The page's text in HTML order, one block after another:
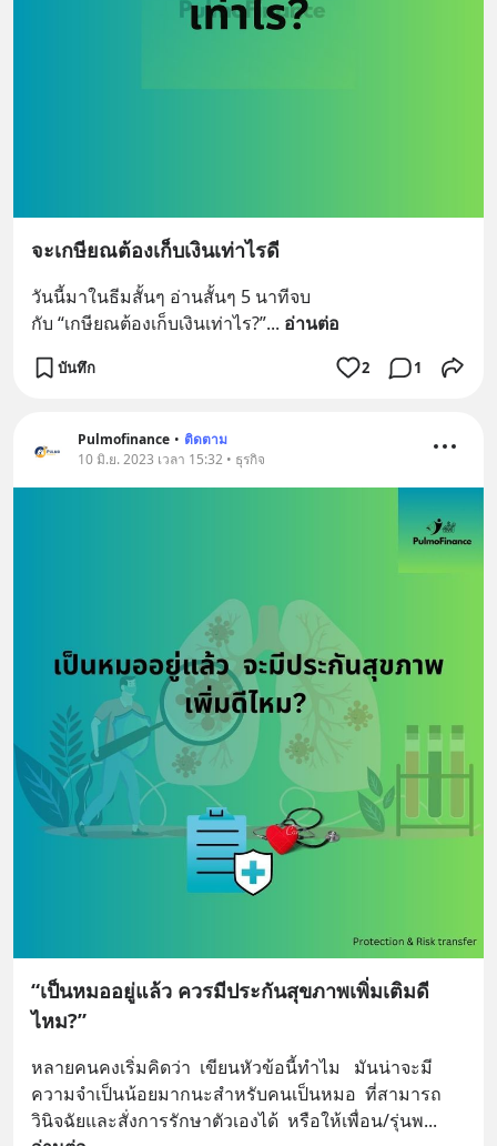
จะเกษียณต้องเก็บเงินเท่าไรดี
วันนี้มาในธีมสั้นๆ อ่านสั้นๆ 5 นาทีจบ
กับ “เกษียณต้องเก็บเงินเท่าไร?”... อ่านต่อ
บันทึก 2 1
Pulmofinance • ติดตาม
10 มิ.ย. 2023 เวลา 15:32 • ธุรกิจ
“เป็นหมออยู่แล้ว ควรมีประกันสุขภาพเพิ่มเติมดี
ไหม?”
หลายคนคงเริ่มคิดว่า  เขียนหัวข้อนี้ทำไม   มันน่าจะมี
ความจำเป็นน้อยมากนะสำหรับคนเป็นหมอ  ที่สามารถ
วินิจฉัยและสั่งการรักษาตัวเองได้  หรือให้เพื่อน/รุ่นพ